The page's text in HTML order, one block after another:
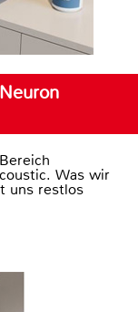
Was wir
uns restlos